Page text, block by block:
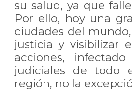
su salud, ya que
Por ello, hoy una
ciudades del
justicia y visibilizar
acciones,
judiciales de todo
región, no la